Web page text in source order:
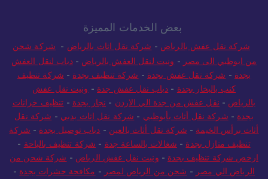
بعض الخدمات المميزة
شركة نقل عفش بالرياض - شركة نقل اثاث بالرياض - شركة شحن
من ابوظبي الى مصر - ونيت لنقل العفش بالرياض -دباب لنقل العفش
بجدة - شركة نقل عفش بجدة - شركة تنظيف بجدة - شركة تنظيف
كنب بالبخار بجدة - دباب نقل عفش جدة - ونيت نقل عفش
بالرياض - نقل عفش من جدة الي الاردن - نجار بجدة - تنظيف خزانات
بجدة - شركة نقل أثاث بأبوظبي - شركة نقل اثاث بدبي - شركة نقل
أثاث برأس الخيمة - شركة نقل أثاث بالعين - دباب توصيل بجدة - شركة
تنظيف منازل بجدة - شغالات بالساعة جدة - شركة تنظيف بالباحة -
ارخص شركة تنظيف بجدة - ونيت نقل عفش الرياض - شركة شحن من
الرياض الي مصر - شحن من الرياض لمصر - مكافحة حشرات بجدة -